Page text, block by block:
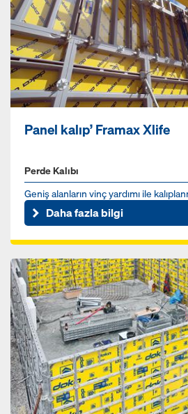
Panel kalıp’ Framax Xlife
Perde Kalıbı
Geniş alanların vinç yardımı ile
performanslı çelik çerçeveli kalıp
Daha fazla bilgi